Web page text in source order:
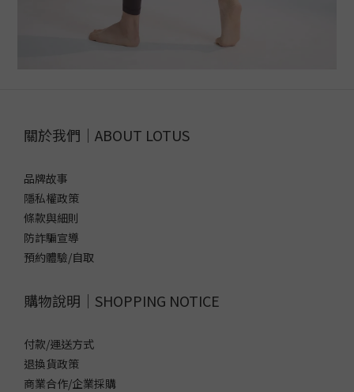
關於我們｜ABOUT LOTUS
品牌故事
隱私權政策
條款與細則
防詐騙宣導
預約體驗/自取
購物說明｜SHOPPING NOTICE
付款/運送方式
退換貨政策
商業合作/企業採購